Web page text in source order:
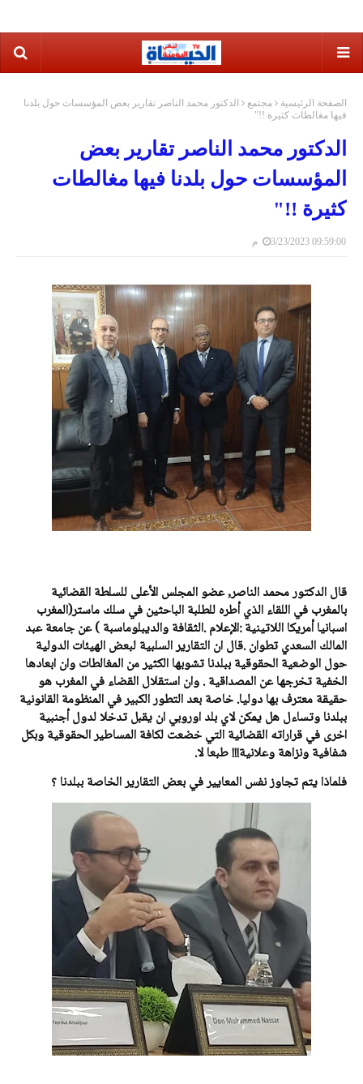
الصفحة الرئيسية مجتمع
الدكتور محمد الناصر تقارير بعض المؤسسات حول بلدنا
فيها مغالطات كثيرة !!"
الدكتور محمد الناصر تقارير بعض
المؤسسات حول بلدنا فيها مغالطات
كثيرة !!"
3/23/2023 09:59:00 م
قال الدكتور محمد الناصر, عضو المجلس الأعلى للسلطة القضائية
بالمغرب في اللقاء الذي أطره للطلبة الباحثين في سلك ماستر(المغرب
اسبانيا أمريكا اللاتينية :الإعلام .الثقافة والديبلوماسبة ) عن جامعة عبد
المالك السعدي تطوان .قال ان التقارير السلبية لبعض الهيئات الدولية
حول الوضعية الحقوقية ببلدنا تشوبها الكثير من المغالطات وان ابعادها
الخفية تخرجها عن المصداقية . وان استقلال القضاء في المغرب هو
حقيقة معترف بها دوليا. خاصة بعد التطور الكبير في المنظومة القانونية
ببلدنا وتساءل هل يمكن لاي بلد اوروبي ان يقبل تدخلا لدول أجنبية
اخرى في قراراته القضائية التي خضعت لكافة المساطير الحقوقية وبكل
شفافية ونزاهة وعلانية!!! طبعا لا.
فلماذا يتم تجاوز نفس المعايير في بعض التقارير الخاصة ببلدنا ؟